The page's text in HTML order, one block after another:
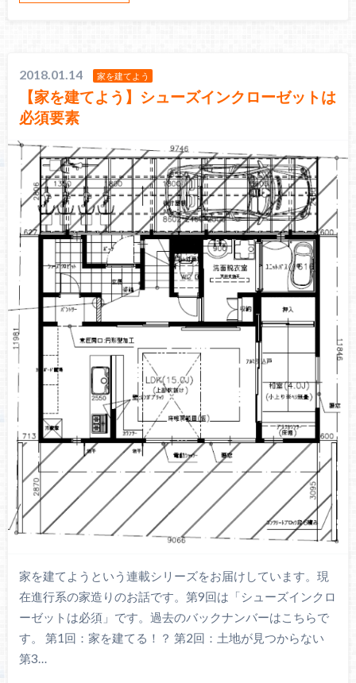
2018.01.14 家を建てよう
【家を建てよう】シューズインクローゼットは
必須要素
家を建てようという連載シリーズをお届けしています。現
在進行系の家造りのお話です。第9回は「シューズインクロ
ーゼットは必須」です。過去のバックナンバーはこちらで
す。 第1回：家を建てる！？ 第2回：土地が見つからない
第3…